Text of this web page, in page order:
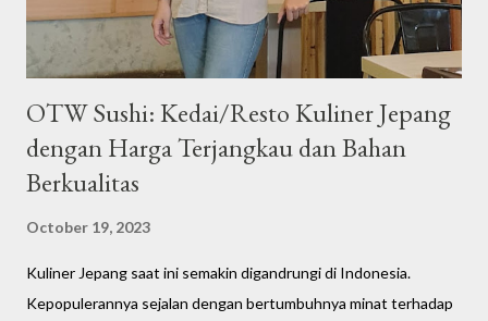
OTW Sushi: Kedai/Resto Kuliner Jepang
dengan Harga Terjangkau dan Bahan
Berkualitas
October 19, 2023
Kuliner Jepang saat ini semakin digandrungi di Indonesia.
Kepopulerannya sejalan dengan bertumbuhnya minat terhadap